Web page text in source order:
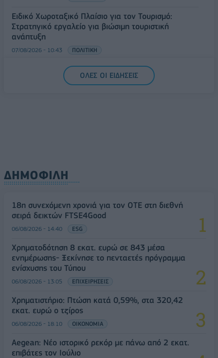
Ειδικό Χωροταξικό Πλαίσιο για τον Τουρισμό:
Στρατηγικό εργαλείο για βιώσιμη τουριστική
ανάπτυξη
07/08/2026 - 10:43 ΠΟΛΙΤΙΚΗ
ΟΛΕΣ ΟΙ ΕΙΔΗΣΕΙΣ
ΔΗΜΟΦΙΛΗ
18η συνεχόμενη χρονιά για τον ΟΤΕ στη διεθνή
σειρά δεικτών FTSE4Good
06/08/2026 - 14:40 ESG
Χρηματοδότηση 8 εκατ. ευρώ σε 843 μέσα
ενημέρωσης- Ξεκίνησε το πενταετές πρόγραμμα
ενίσχυσης του Τύπου
06/08/2026 - 13:05 ΕΠΙΧΕΙΡΗΣΕΙΣ
Χρηματιστήριο: Πτώση κατά 0,59%, στα 320,42
εκατ. ευρώ ο τζίρος
06/08/2026 - 18:10 ΟΙΚΟΝΟΜΙΑ
Aegean: Νέο ιστορικό ρεκόρ με πάνω από 2 εκατ.
επιβάτες τον Ιούλιο